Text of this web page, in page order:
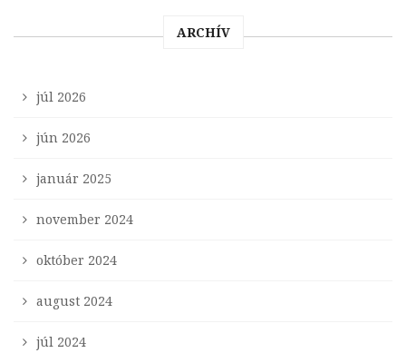
ARCHÍV
júl 2026
jún 2026
január 2025
november 2024
október 2024
august 2024
júl 2024